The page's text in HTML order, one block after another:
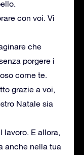
con voi. Vi
che
porgere i
come te.
grazie a voi,
Natale sia
lavoro. E allora,
anche nella tua